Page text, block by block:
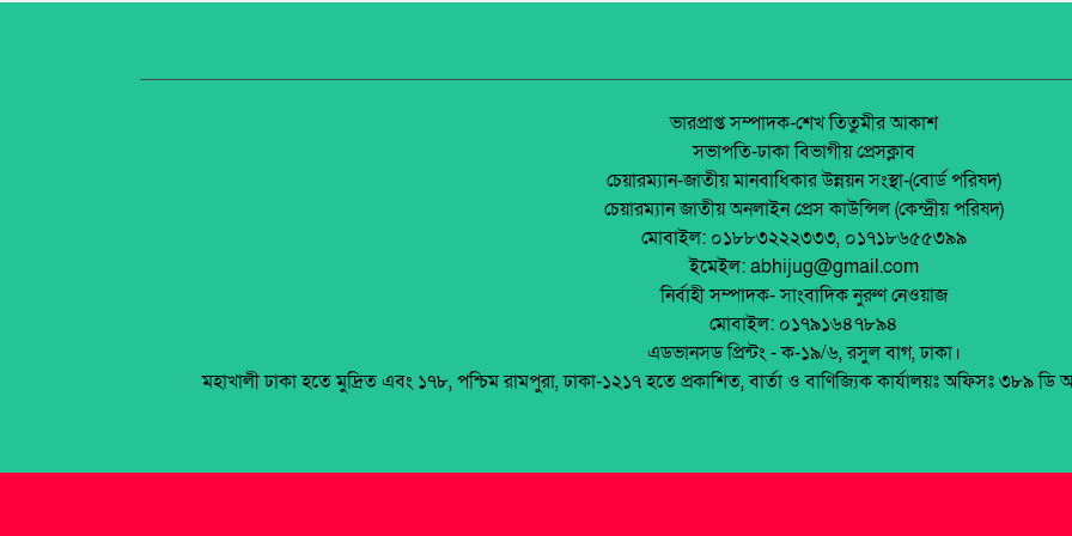
ভারপ্রাপ্ত সম্পাদক-শেখ তিতুমীর আকাশ
সভাপতি-ঢাকা বিভাগীয় প্রেসক্লাব
চেয়ারম্যান-জাতীয় মানবাধিকার উন্নয়ন সংস্থা-(বোর্ড পরিষদ)
চেয়ারম্যান জাতীয় অনলাইন প্রেস কাউন্সিল (কেন্দ্রীয় পরিষদ)
মোবাইল: ০১৮৮৩২২২৩৩৩, ০১৭১৮৬৫৫৩৯৯
ইমেইল: abhijug@gmail.com
নির্বাহী সম্পাদক- সাংবাদিক নুরুণ নেওয়াজ
মোবাইল: ০১৭৯১৬৪৭৮৯৪
এডভানসড প্রিন্টং - ক-১৯/৬, রসুল বাগ, ঢাকা।
মহাখালী ঢাকা হতে মুদ্রিত এবং ১৭৮, পশ্চিম রামপুরা, ঢাকা-১২১৭ হতে প্রকাশিত, বার্তা ও বাণিজ্যিক কার্যালয়ঃ অফিসঃ ৩৮৯